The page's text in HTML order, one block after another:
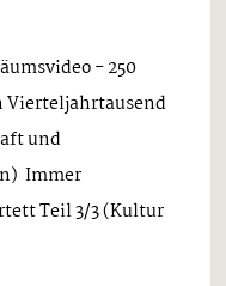
- 250
Vierteljahrtausend
und
Immer
Teil 3/3 (Kultur